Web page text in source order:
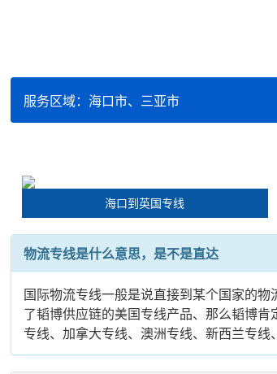
服务区域：海口市、三亚市
海口到英国专线
物流专线是什么意思，是不是直达
国际物流专线一般是说直接到某个国家的
了韬博供应链的美国专线产品、那么韬博
专线、加拿大专线、澳洲专线、新西兰专线